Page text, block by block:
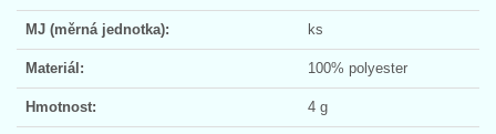
MJ (měrná jednotka): ks
Materiál: 100% polyester
Hmotnost: 4 g